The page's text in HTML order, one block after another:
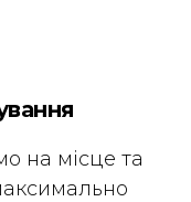
на місце та